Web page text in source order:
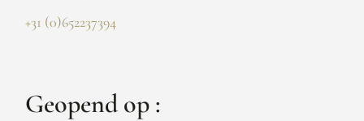
+31 (0)652237394
Geopend op :